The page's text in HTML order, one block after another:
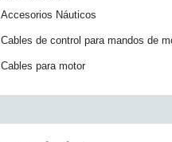
Accesorios Náuticos
Cables de control para mandos de
Cables para motor